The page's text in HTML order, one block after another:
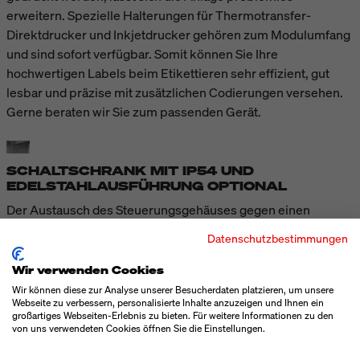
erweitern. Spezielle Halterungen für Thermotransfer-
Direktdrucker und Inkjetdrucker gehören zum Modulumfang
und sind sofort verfügbar. Somit können Sie Ihre
hochwertigen Labels beim Etikettieren sehr effizient, gut
lesbar und präzise mit zusätzlichen Codierungen versehen.
Gerne beraten wir Sie zum passenden Gerät.
SCHALTSCHRANK MIT IP54 UND
EDELSTAHLAUSFÜHRUNG OPTIONAL
Der Austausch des Steuerungsgehäuses gegen einen
Spritzwasser bei der Reinigung – ist optional möglich.
Zudem ist eine Anlagenausführung in Edelstahl erhältlich,
was die Korrosionsbeständigkeit sensibler Komponenten
wie Motor und Förderband in stark feuchten und
anspruchsvollen Umgebungen erhöht.
Datenschutzbestimmungen
Wir verwenden Cookies
Wir können diese zur Analyse unserer Besucherdaten platzieren, um unsere
Webseite zu verbessern, personalisierte Inhalte anzuzeigen und Ihnen ein
großartiges Webseiten-Erlebnis zu bieten. Für weitere Informationen zu den
von uns verwendeten Cookies öffnen Sie die Einstellungen.